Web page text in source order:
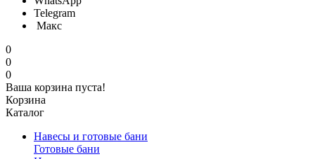
Telegram
Макс
0
0
0
Ваша корзина пуста!
Корзина
Каталог
Навесы и готовые бани
Готовые бани